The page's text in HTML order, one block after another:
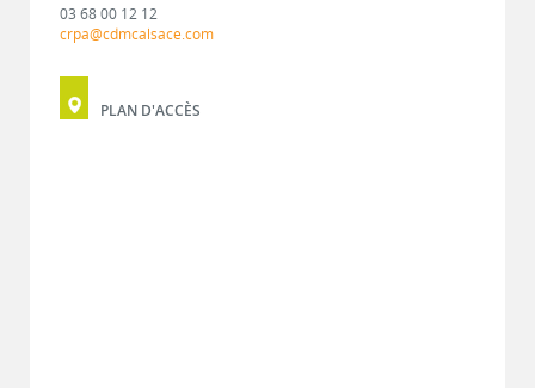
03 68 00 12 12
crpa@cdmcalsace.com
PLAN D'ACCÈS